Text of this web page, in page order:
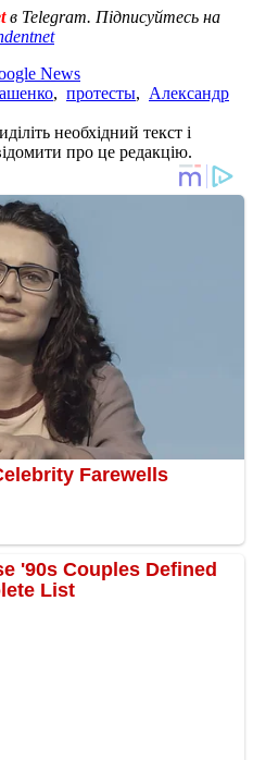
в Telegram. Підписуйтесь на
News
, протесты, Александр
необхідний текст і
про це редакцію.